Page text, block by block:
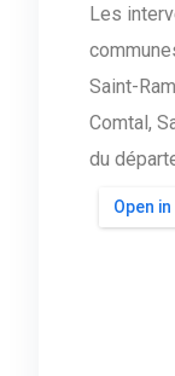
Les
Saint-
Comtal,
du